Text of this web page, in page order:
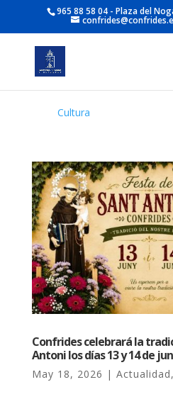
965 88 58 04 - Plaza del
Cultura
Confrides celebrará la
Antoni los días 13 y 14 de
May 18, 2026 | Actualidad,